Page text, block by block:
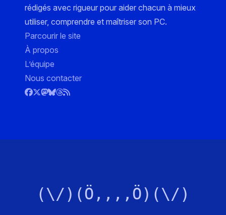
rédigés avec rigueur pour aider chacun à mieux
utiliser, comprendre et maîtriser son PC.
Parcourir le site
À propos
L’équipe
Nous contacter
(\/)(Ö,,,,Ö)(\/)